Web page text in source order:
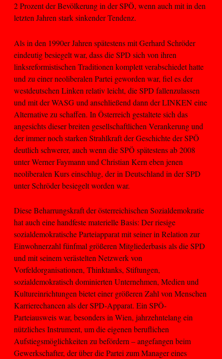
2 Prozent der Bevölkerung in der SPÖ, wenn auch mit in den
letzten Jahren stark sinkender Tendenz.
Als in den 1990er Jahren spätestens mit Gerhard Schröder
eindeutig besiegelt war, dass die SPD sich von ihren
linksreformistischen Traditionen komplett verabschiedet hatte
und zu einer neoliberalen Partei geworden war, fiel es der
westdeutschen Linken relativ leicht, die SPD fallenzulassen
und mit der WASG und anschließend dann der LINKEN eine
Alternative zu schaffen. In Österreich gestaltete sich das
angesichts dieser breiten gesellschaftlichen Verankerung und
der immer noch starken Strahlkraft der Geschichte der SPÖ
deutlich schwerer, auch wenn die SPÖ spätestens ab 2008
unter Werner Faymann und Christian Kern eben jenen
neoliberalen Kurs einschlug, der in Deutschland in der SPD
unter Schröder besiegelt worden war.
Diese Beharrungskraft der österreichischen Sozialdemokratie
hat auch eine handfeste materielle Basis: Der riesige
sozialdemokratische Parteiapparat mit seiner in Relation zur
Einwohnerzahl fünfmal größeren Mitgliederbasis als die SPD
und mit seinem verästelten Netzwerk von
Vorfeldorganisationen, Thinktanks, Stiftungen,
sozialdemokratisch dominierten Unternehmen, Medien und
Kultureinrichtungen bietet einer größeren Zahl von Menschen
Karrierechancen als der SPD-Apparat. Ein SPÖ-
Parteiausweis war, besonders in Wien, jahrzehntelang ein
nützliches Instrument, um die eigenen beruflichen
Aufstiegsmöglichkeiten zu befördern – angefangen beim
Gewerkschafter, der über die Partei zum Manager eines